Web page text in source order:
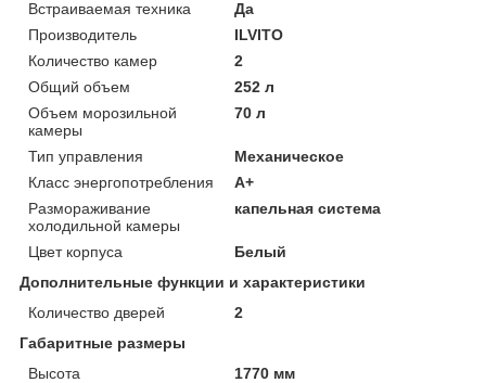
Встраиваемая техника
Да
Производитель
ILVITO
Количество камер
2
Общий объем
252 л
Объем морозильной
камеры
70 л
Тип управления
Механическое
Класс энергопотребления
A+
Размораживание
холодильной камеры
капельная система
Цвет корпуса
Белый
Дополнительные функции и характеристики
Количество дверей
2
Габаритные размеры
Высота
1770 мм